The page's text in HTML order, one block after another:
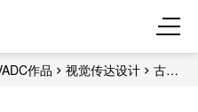
作品 视觉传达设计
古艺